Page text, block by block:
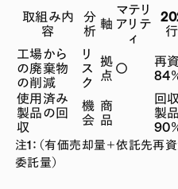
取組み内
容
分
析 軸
マテリ
アリテ
ィ
工場から
の廃棄物
の削減
リ
ス
ク
拠
点 〇 再
84
使用済み
製品の回
収
機
会
商
品
回
製
90
注1：（有価売却量＋依託先再
委託量）